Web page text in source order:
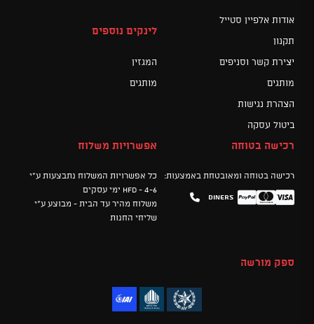
אודות אלפיין סטייל
תקנון
יצירת קשר וסניפים
מותגים
הצהרת נגישות
ביטול עסקה
לינקים נוספים
המגזין
מותגים
רכישה בטוחה
רכישה בטוחה ומאובטחת באמצעות:
Visa
Mastercard
PayPal
Diners
אפשרויות משלוח
כל אפשרויות המשלוח נתבצעות ע"י
HFD - 4-6 ימי עסקים
משלוח מהיר עד הבית - מבוצע ע"י
שליחי החנות
ספק מורשה